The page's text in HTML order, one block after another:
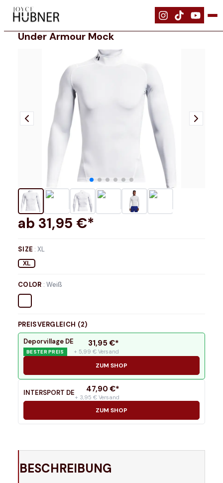
| Bekleidung
Under Armour Mock
ab 31,95 €*
SIZE :XL
XL
COLOR : Weiß
PREISVERGLEICH (2)
Deporvillage DE
BESTER PREIS
31,95 €*
+ 5,99 € Versand
ZUM SHOP
INTERSPORT DE 47,90 €*
+ 3,95 € Versand
ZUM SHOP
BESCHREIBUNG